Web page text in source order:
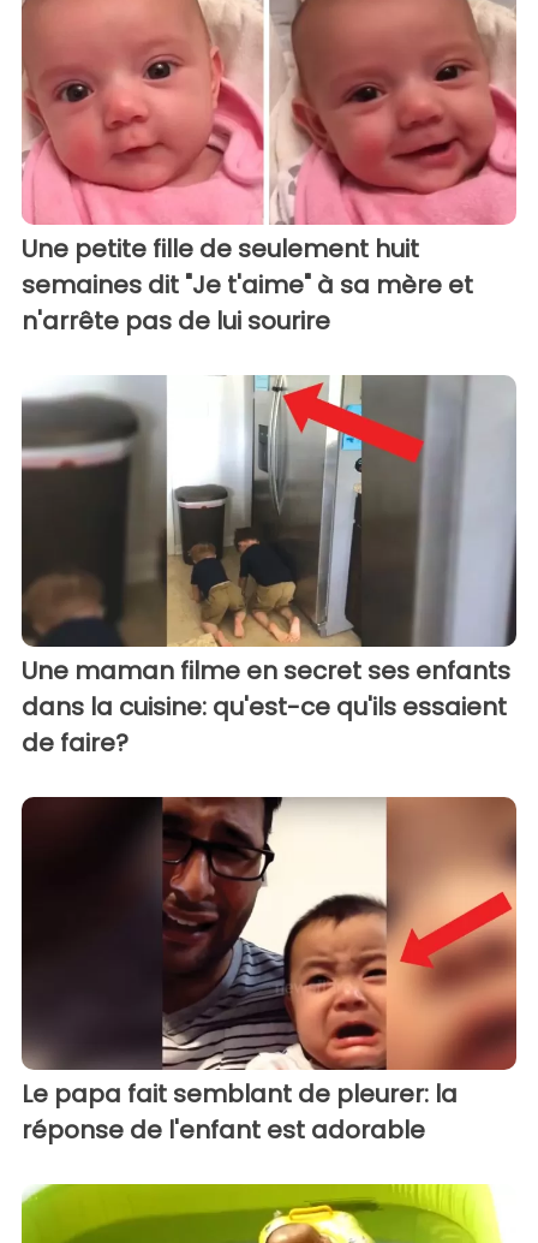
Une petite fille de seulement huit
semaines dit "Je t'aime" à sa mère et
n'arrête pas de lui sourire
Une maman filme en secret ses enfants
dans la cuisine: qu'est-ce qu'ils essaient
de faire?
Le papa fait semblant de pleurer: la
réponse de l'enfant est adorable